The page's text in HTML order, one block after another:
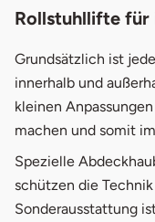
Rollstuhllifte für
Grundsätzlich ist
innerhalb und
kleinen
machen und somit
Spezielle
schützen die
Sonderausstattung